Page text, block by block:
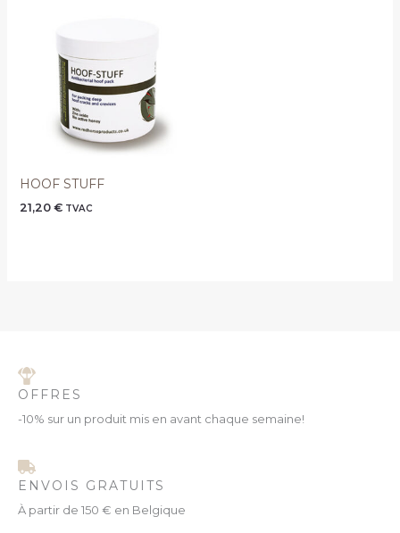
HOOF STUFF
21,20 € TVAC
OFFRES
-10% sur un produit mis en avant chaque semaine!
ENVOIS GRATUITS
À partir de 150 € en Belgique